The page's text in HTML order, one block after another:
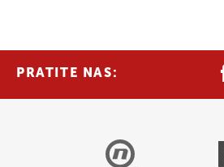
PRATITE NAS: